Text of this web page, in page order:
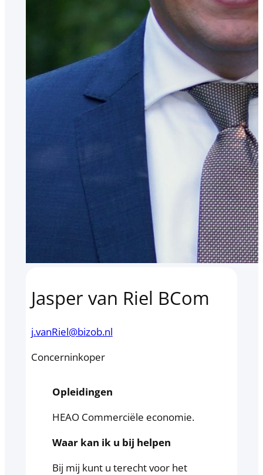
Jasper van Riel BCom
j.vanRiel@bizob.nl
Concerninkoper
Opleidingen
HEAO Commerciële economie.
Waar kan ik u bij helpen
Bij mij kunt u terecht voor het